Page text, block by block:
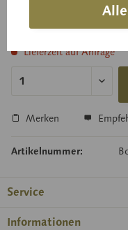
Preis auf
Lieferzeit auf Anfrage
Merken
Artikelnummer:
Service
Informationen